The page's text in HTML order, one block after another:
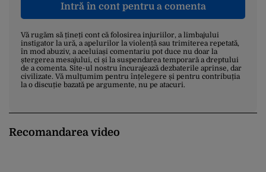
Intră în cont pentru a comenta
Vă rugăm să țineți cont că folosirea injuriilor, a limbajului
instigator la ură, a apelurilor la violență sau trimiterea repetată,
în mod abuziv, a aceluiași comentariu pot duce nu doar la
ștergerea mesajului, ci și la suspendarea temporară a dreptului
de a comenta. Site-ul nostru încurajează dezbaterile aprinse, dar
civilizate. Vă mulțumim pentru înțelegere și pentru contribuția
la o discuție bazată pe argumente, nu pe atacuri.
Recomandarea video